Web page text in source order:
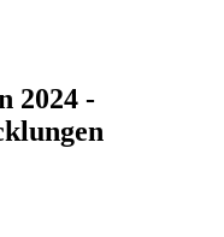
2024 -